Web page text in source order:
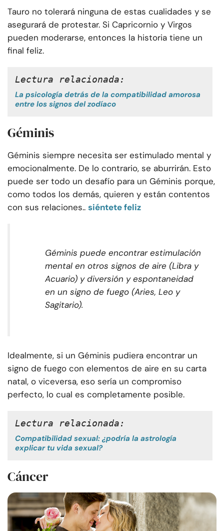
Tauro no tolerará ninguna de estas cualidades y se
asegurará de protestar. Si Capricornio y Virgos
pueden moderarse, entonces la historia tiene un
final feliz.
Lectura relacionada:
La psicología detrás de la compatibilidad amorosa
entre los signos del zodíaco
Géminis
Géminis siempre necesita ser estimulado mental y
emocionalmente. De lo contrario, se aburrirán. Esto
puede ser todo un desafío para un Géminis porque,
como todos los demás, quieren y están contentos
con sus relaciones.. siéntete feliz
Géminis puede encontrar estimulación
mental en otros signos de aire (Libra y
Acuario) y diversión y espontaneidad
en un signo de fuego (Aries, Leo y
Sagitario).
Idealmente, si un Géminis pudiera encontrar un
signo de fuego con elementos de aire en su carta
natal, o viceversa, eso sería un compromiso
perfecto, lo cual es completamente posible.
Lectura relacionada:
Compatibilidad sexual: ¿podría la astrología
explicar tu vida sexual?
Cáncer